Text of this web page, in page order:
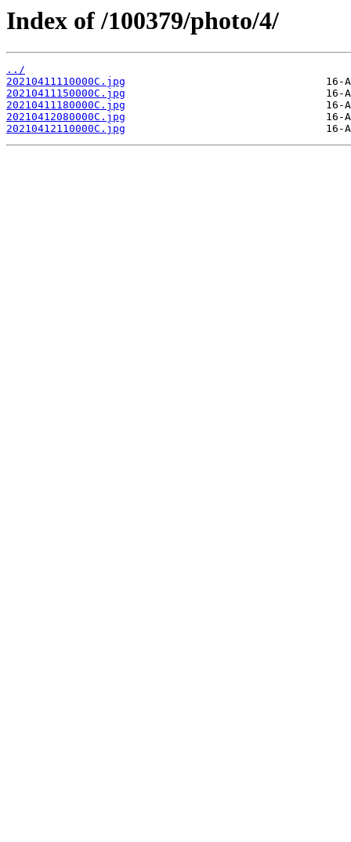
Index of /100379/photo/4/
../
20210411110000C.jpg
20210411150000C.jpg
20210411180000C.jpg
20210412080000C.jpg
20210412110000C.jpg